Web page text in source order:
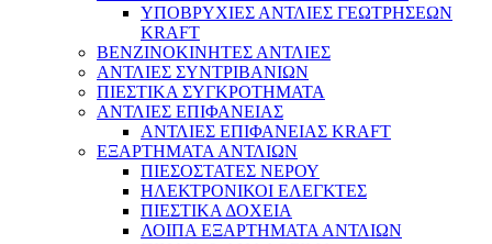
ΥΠΟΒΡΥΧΙΕΣ ΑΝΤΛΙΕΣ ΓΕΩΤΡΗΣΕΩΝ
KRAFT
ΒΕΝΖΙΝΟΚΙΝΗΤΕΣ ΑΝΤΛΙΕΣ
ΑΝΤΛΙΕΣ ΣΥΝΤΡΙΒΑΝΙΩΝ
ΠΙΕΣΤΙΚΑ ΣΥΓΚΡΟΤΗΜΑΤΑ
ΑΝΤΛΙΕΣ ΕΠΙΦΑΝΕΙΑΣ
ΑΝΤΛΙΕΣ ΕΠΙΦΑΝΕΙΑΣ KRAFT
ΕΞΑΡΤΗΜΑΤΑ ΑΝΤΛΙΩΝ
ΠΙΕΣΟΣΤΑΤΕΣ ΝΕΡΟΥ
ΗΛΕΚΤΡΟΝΙΚΟΙ ΕΛΕΓΚΤΕΣ
ΠΙΕΣΤΙΚΑ ΔΟΧΕΙΑ
ΛΟΙΠΑ ΕΞΑΡΤΗΜΑΤΑ ΑΝΤΛΙΩΝ